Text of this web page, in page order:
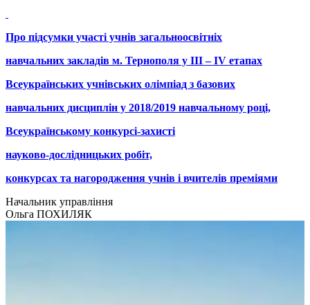
Про підсумки участі учнів загальноосвітніх
навчальних закладів м. Тернополя у ІІІ – ІV етапах
Всеукраїнських учнівських олімпіад з базових
навчальних дисциплін у 2018/2019 навчальному році,
Всеукраїнському конкурсі-захисті
науково-дослідницьких робіт,
конкурсах та нагородження учнів і вчителів преміями
Начальник управління
Ольга ПОХИЛЯК